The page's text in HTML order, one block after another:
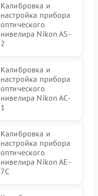
Калибровка и
настройка прибора
оптического
нивелира Nikon AS-
2
Калибровка и
настройка прибора
оптического
нивелира Nikon AC-
1
Калибровка и
настройка прибора
оптического
нивелира Nikon AE-
7C